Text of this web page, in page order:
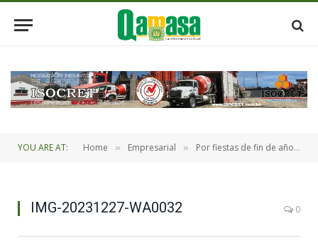
YOU ARE AT: Home » Empresarial » Por fiestas de fin de año CBN entrego más de 5.000 juguetes a 25 instituciones a nivel nacional
IMG-20231227-WA0032 0